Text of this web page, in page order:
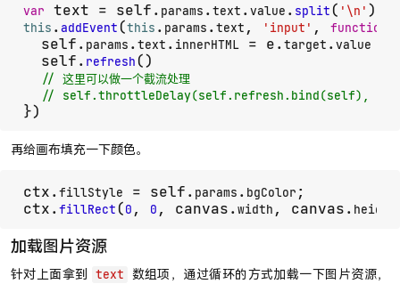
var text = self. params .text .value . split( '\n'
this .addEvent(this . params .text , 'input' , function
  self.
params .text . innerHTML = e.target .value
  self.
refresh()
// 这里可以做一个截流处理
// self.throttleDelay(self.refresh.bind(self),
})
再给画布填充一下颜色。
ctx.fillStyle = self. params . bgColor ;
ctx.fillRect(0 , 0 , canvas.width , canvas. height
加载图片资源
针对上面拿到 text 数组项，通过循环的方式加载一下图片资源，